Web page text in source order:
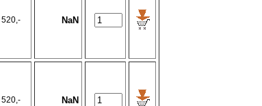
520,- NaN
520,- NaN